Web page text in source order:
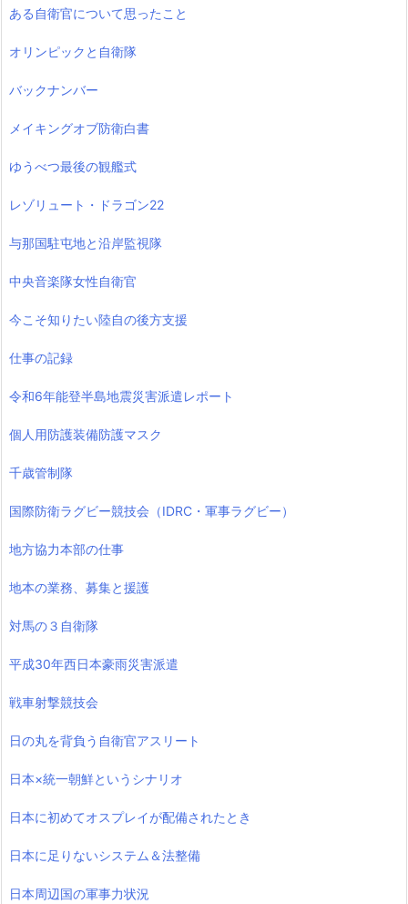
ある自衛官について思ったこと
オリンピックと自衛隊
バックナンバー
メイキングオブ防衛白書
ゆうべつ最後の観艦式
レゾリュート・ドラゴン22
与那国駐屯地と沿岸監視隊
中央音楽隊女性自衛官
今こそ知りたい陸自の後方支援
仕事の記録
令和6年能登半島地震災害派遣レポート
個人用防護装備防護マスク
千歳管制隊
国際防衛ラグビー競技会（IDRC・軍事ラグビー）
地方協力本部の仕事
地本の業務、募集と援護
対馬の３自衛隊
平成30年西日本豪雨災害派遣
戦車射撃競技会
日の丸を背負う自衛官アスリート
日本×統一朝鮮というシナリオ
日本に初めてオスプレイが配備されたとき
日本に足りないシステム＆法整備
日本周辺国の軍事力状況